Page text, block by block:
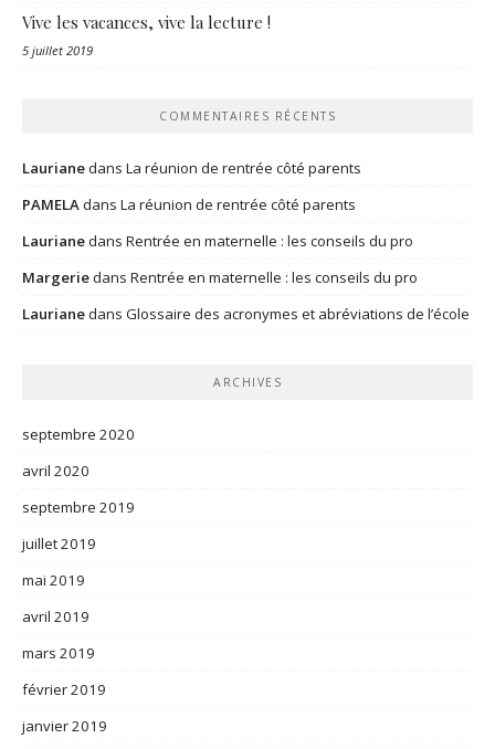
Vive les vacances, vive la lecture !
5 juillet 2019
COMMENTAIRES RÉCENTS
Laurianedans La réunion de rentrée côté parents
PAMELAdans La réunion de rentrée côté parents
Laurianedans Rentrée en maternelle : les conseils du pro
Margeriedans Rentrée en maternelle : les conseils du pro
Laurianedans Glossaire des acronymes et abréviations de l’école
ARCHIVES
septembre 2020
avril 2020
septembre 2019
juillet 2019
mai 2019
avril 2019
mars 2019
février 2019
janvier 2019